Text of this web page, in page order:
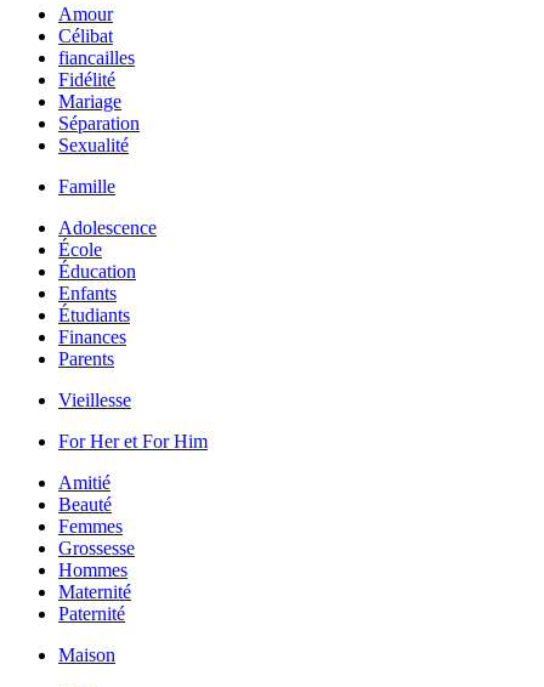
Amour
Célibat
fiancailles
Fidélité
Mariage
Séparation
Sexualité
Famille
Adolescence
École
Éducation
Enfants
Étudiants
Finances
Parents
Vieillesse
For Her et For Him
Amitié
Beauté
Femmes
Grossesse
Hommes
Maternité
Paternité
Maison